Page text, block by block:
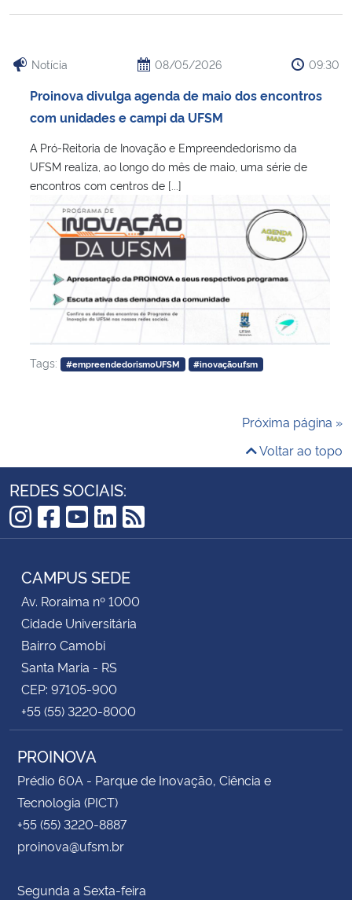
Notícia 08/05/2026 09:30
Proinova divulga agenda de maio dos encontros
com unidades e campi da UFSM
A Pró-Reitoria de Inovação e Empreendedorismo da
UFSM realiza, ao longo do mês de maio, uma série de
encontros com centros de [...]
Tags: #empreendedorismoUFSM #inovaçãoufsm
Próxima página »
Voltar ao topo
REDES SOCIAIS:
Instagram
Facebook
YouTube
LinkedIn
RSS
CAMPUS SEDE
Av. Roraima nº 1000
Cidade Universitária
Bairro Camobi
Santa Maria - RS
CEP: 97105-900
+55 (55) 3220-8000
PROINOVA
Prédio 60A - Parque de Inovação, Ciência e
Tecnologia (PICT)
+55 (55) 3220-8887
proinova@ufsm.br
Segunda a Sexta-feira